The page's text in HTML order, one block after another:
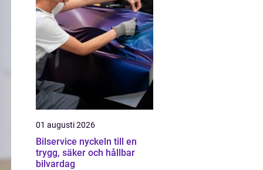
01 augusti 2026
Bilservice nyckeln till en
trygg, säker och hållbar
bilvardag